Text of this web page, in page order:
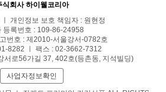
식회사 하이웰코리아
개인정보 보호 책임자 : 원현정
등록번호 : 109-86-24958
번호 : 제2010-서울강서-0782호
8282 ㅣ 팩스 : 02-3662-7312
서로56가길 37, 402호(등촌동, 지석빌딩)
사업자정보확인